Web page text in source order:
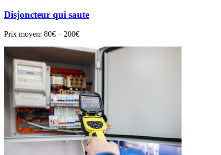
Disjoncteur qui saute
Prix moyen: 80€ – 200€